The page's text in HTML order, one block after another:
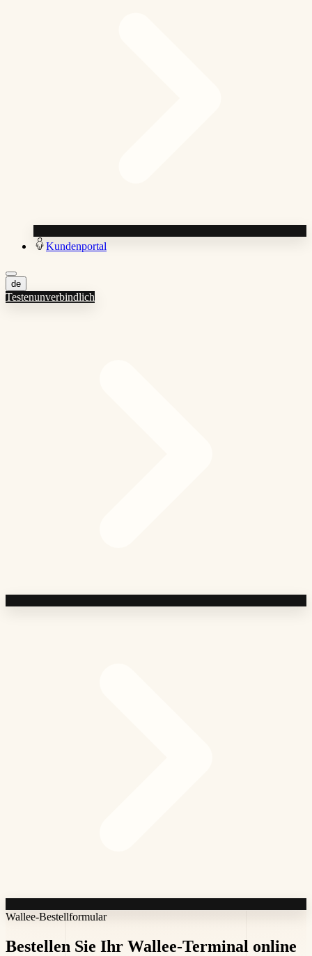
Kundenportal
de
Testenunverbindlich
Wallee-Bestellformular
Bestellen Sie Ihr Wallee-Terminal online